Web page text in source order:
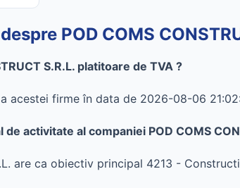
POD COMS
S.R.L. platitoare de TVA ?
acestei firme în data de 2026-08-06
activitate al companiei POD COMS
are ca obiectiv principal 4213 -